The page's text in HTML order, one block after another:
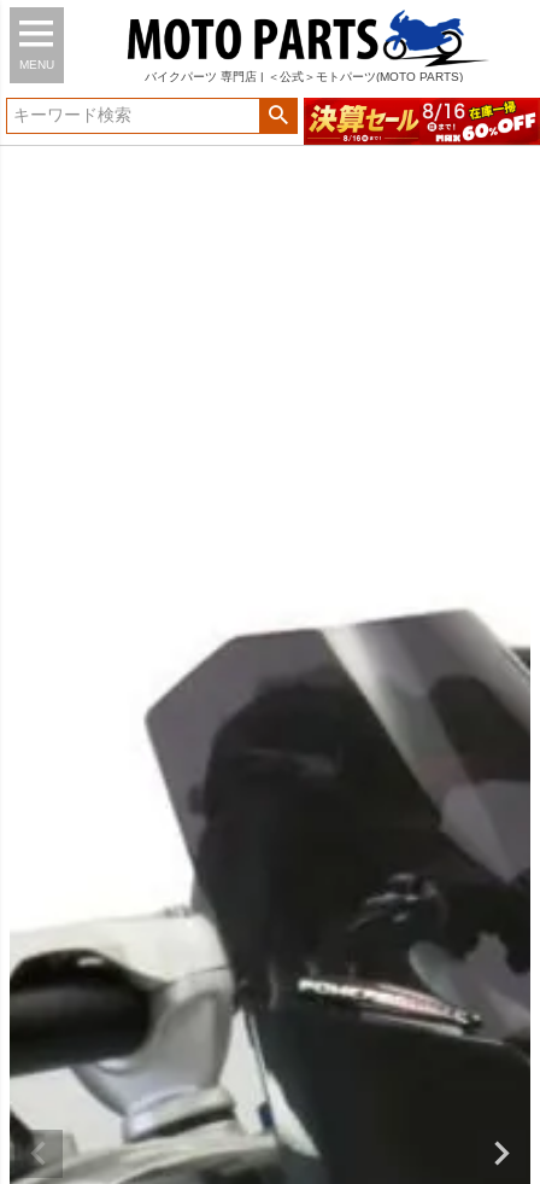
MENU
バイク パーツ 専門店 | ＜公式＞モトパーツ(MOTO PARTS)